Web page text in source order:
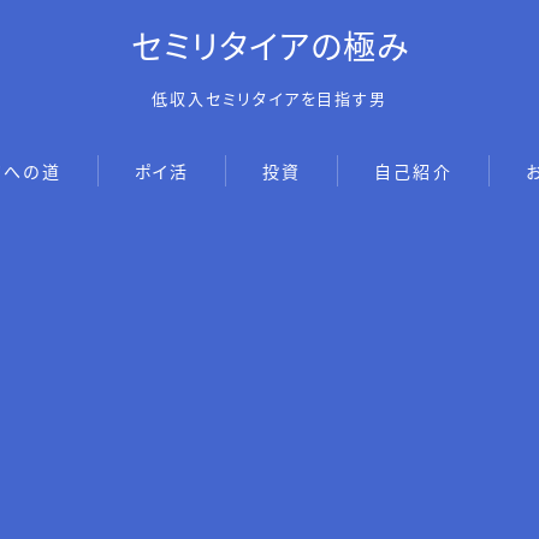
セミリタイアの極み
低収入セミリタイアを目指す男
への道 ポイ活 投資 自己紹介